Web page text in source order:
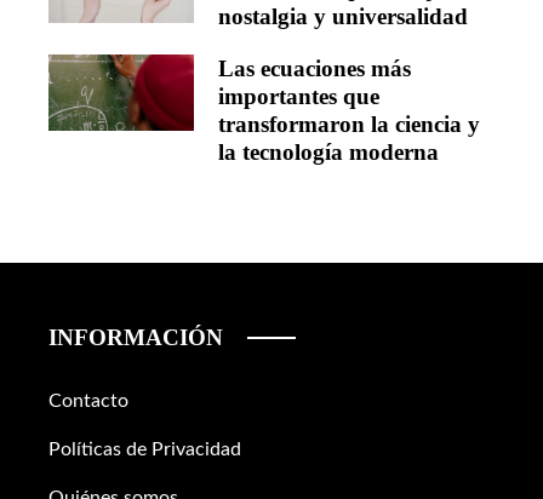
nostalgia y universalidad
Las ecuaciones más
importantes que
transformaron la ciencia y
la tecnología moderna
INFORMACIÓN
Contacto
Políticas de Privacidad